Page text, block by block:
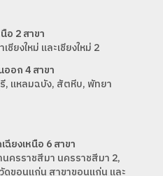
อ 2 สาขา
ชียงใหม่ และเชียงใหม่ 2
ออก 4 สาขา
, แหลมฉบัง, สัตหีบ, พัทยา
ยงเหนือ 6 สาขา
ครราชสีมา นครราชสีมา 2,
ดขอนแก่น สาขาขอนแก่น และ